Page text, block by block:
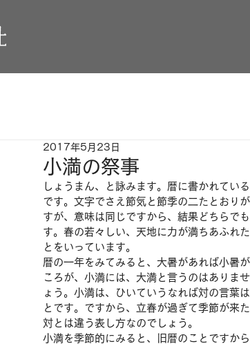
小満の祭事
2017年5月23日
しょうまん、と詠みます。暦に書かれてい
です。文字でさえ節気と節季の二たとおり
すが、意味は同じですから、結果どちらで
す。春の若々しい、天地に力が満ちあふれ
とをいっています。
暦の一年をみてみると、大暑があれば小暑
ころが、小満には、大満と言うのはありま
ょう。小満は、ひいていうなれば対の言葉
とです。ですから、立春が過ぎて季節が来
対とは違う表し方なのでしょう。
小満を季節的にみると、旧暦のことですか